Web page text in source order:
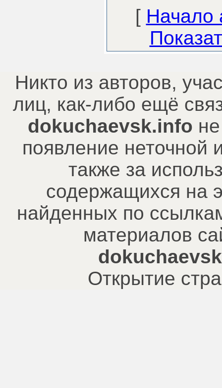
[ Начало
Никто из авторов,
лиц, как-либо ещё
dokuchaevsk.info
появление
также за
содержащихся на
найденных по
материалов
Открытие